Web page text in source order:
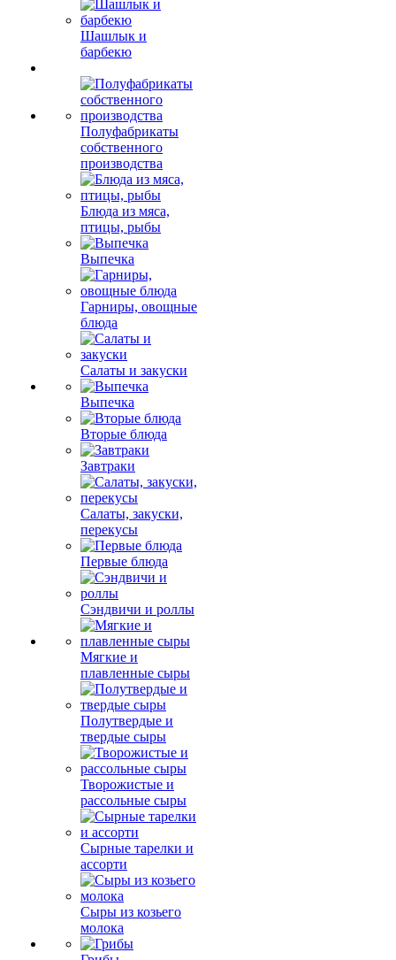
Шашлык и
барбекю
Полуфабрикаты
собственного
производства
Блюда из мяса,
птицы, рыбы
Выпечка
Гарниры, овощные
блюда
Салаты и закуски
Выпечка
Вторые блюда
Завтраки
Салаты, закуски,
перекусы
Первые блюда
Сэндвичи и роллы
Мягкие и
плавленные сыры
Полутвердые и
твердые сыры
Творожистые и
рассольные сыры
Сырные тарелки и
ассорти
Сыры из козьего
молока